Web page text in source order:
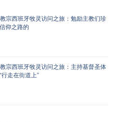
宗西班牙牧灵访问之旅：勉励主教们珍
仰之路的
宗西班牙牧灵访问之旅：主持基督圣体
走在街道上”